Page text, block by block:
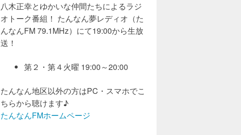
八木正幸とゆかいな仲間たちによるラジ
オトーク番組！ たんなん夢レディオ（た
んなんFM 79.1MHz）にて19:00から生放
送！
第２・第４火曜 19:00～20:00
たんなん地区以外の方はPC・スマホでこ
ちらから聴けます♪
たんなんFMホームページ